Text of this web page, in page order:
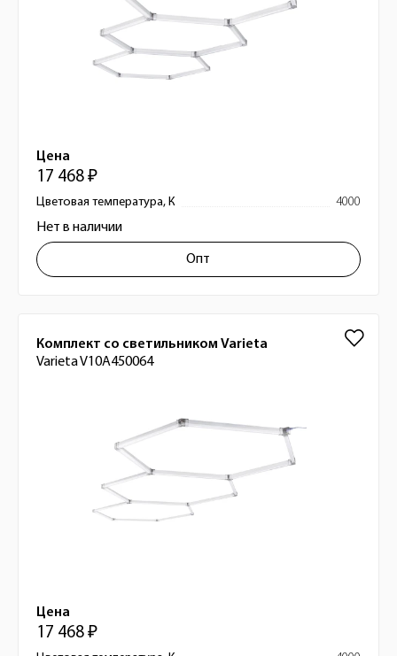
Цена
17 468 ₽
Цветовая температура, К 4000
Нет в наличии
Опт
Комплект со светильником Varieta
Varieta V10A450064
Цена
17 468 ₽